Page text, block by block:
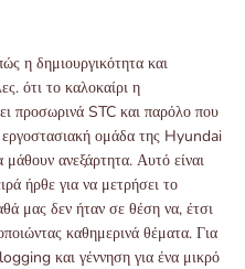
η δημιουργικότητα και
ότι το καλοκαίρι η
προσωρινά STC και παρόλο που
ομάδα της Hyundai
ανεξάρτητα. Αυτό είναι
ήρθε για να μετρήσει το
μας δεν ήταν σε θέση να, έτσι
καθημερινά θέματα. Για
και γέννηση για ένα μικρό